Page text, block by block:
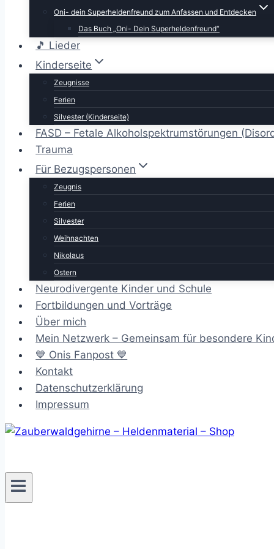
Oni- dein Superheldenfreund zum Anfassen und Entdecken
Das Buch „Oni- Dein Superheldenfreund“
🎵 Lieder
Kinderseite
Zeugnisse
Ferien
Silvester (Kinderseite)
FASD – Fetale Alkoholspektrumstörungen
Trauma
Für Bezugspersonen
Zeugnis
Ferien
Silvester
Weihnachten
Nikolaus
Ostern
Neurodivergente Kinder und Schule
Fortbildungen und Vorträge
Über mich
Mein Netzwerk – Gemeinsam für besondere
💙 Onis Fanpost 💙
Kontakt
Datenschutzerklärung
Impressum